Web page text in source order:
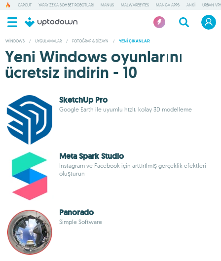
CAPCUT YAPAY ZEKA SOHBET ROBOTLARI MANUS MALWAREBYTES MANGA APPS ANKI URBAN
WINDOWS / UYGULAMALAR / FOTOĞRAF & DIZAYN / YENI ÇIKANLAR
Yeni Windows oyunlarını
ücretsiz indirin - 10
SketchUp Pro
Google Earth ile uyumlu hızlı, kolay 3D modelleme
Meta Spark Studio
Instagram ve Facebook için arttırılmış gerçeklik efektleri
oluşturun
Panorado
Simple Software